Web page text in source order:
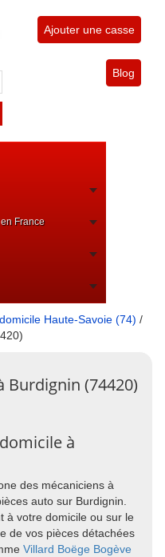
Ajouter une casse
Blog
France
Haute-Savoie (74) /
Burdignin (74420)
à
des mécaniciens à
auto sur Burdignin.
à votre domicile ou sur le
de vos pièces détachées
Villard Boëge Bogève